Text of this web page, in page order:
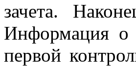
зачета.
Информация
первой